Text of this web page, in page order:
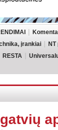
įrankiai NT
RESTA